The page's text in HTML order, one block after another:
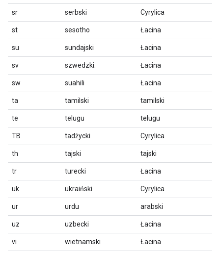
sr serbski Cyrylica
st sesotho Łacina
su sundajski Łacina
sv szwedzki. Łacina
sw suahili Łacina
ta tamilski tamilski
te telugu telugu
TB tadżycki Cyrylica
th tajski tajski
tr turecki Łacina
uk ukraiński Cyrylica
ur urdu arabski
uz uzbecki Łacina
vi wietnamski Łacina